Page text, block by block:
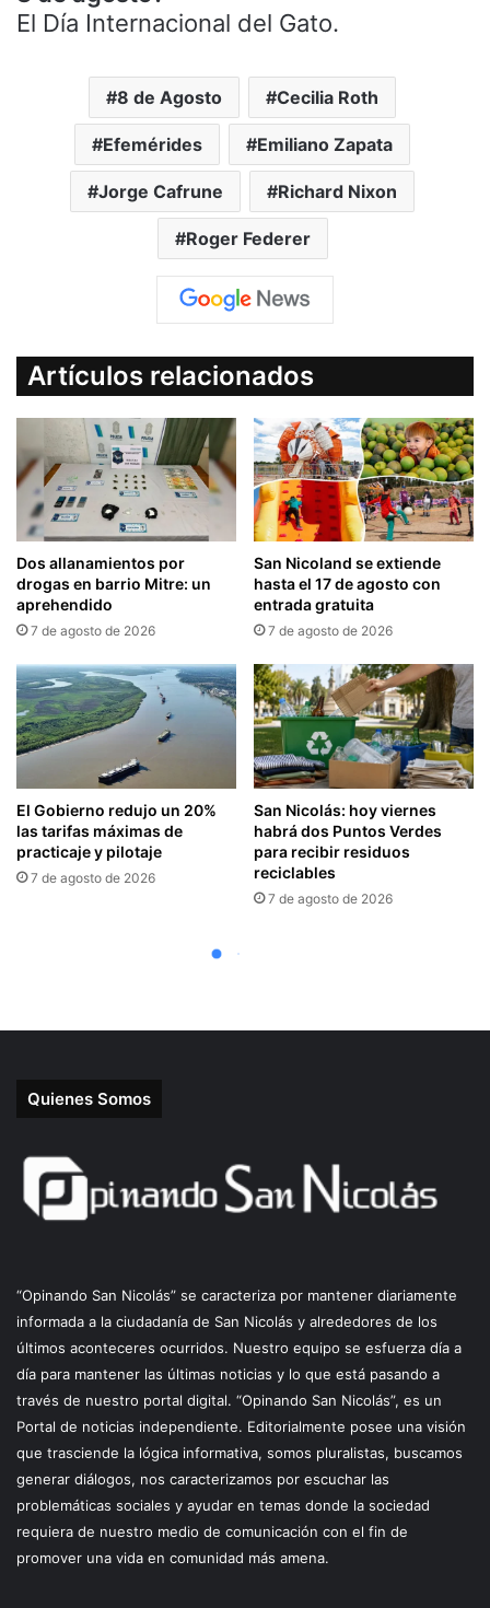
Quienes Somos
“Opinando San Nicolás” se caracteriza por mantener diariamente
informada a la ciudadanía de San Nicolás y alrededores de los
últimos aconteceres ocurridos. Nuestro equipo se esfuerza día a
día para mantener las últimas noticias y lo que está pasando a
través de nuestro portal digital. “Opinando San Nicolás”, es un
Portal de noticias independiente. Editorialmente posee una visión
que trasciende la lógica informativa, somos pluralistas, buscamos
generar diálogos, nos caracterizamos por escuchar las
problemáticas sociales y ayudar en temas donde la sociedad
requiera de nuestro medio de comunicación con el fin de
promover una vida en comunidad más amena.